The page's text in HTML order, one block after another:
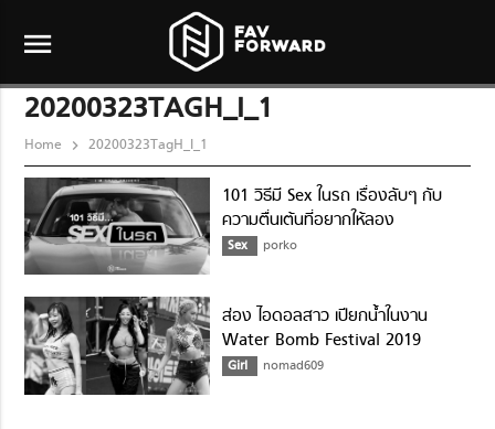
menu
20200323TAGH_I_1
Home 20200323TagH_I_1
101 วิธีมี Sex ในรถ เรื่องลับๆ กับ
ความตื่นเต้นที่อยากให้ลอง
Sex porko
ส่อง ไอดอลสาว เปียกน้ำในงาน
Water Bomb Festival 2019
Girl nomad609